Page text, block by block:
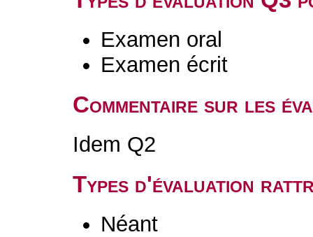
Examen oral
Examen écrit
Commentaire sur les
Idem Q2
Types d'évaluation
Néant